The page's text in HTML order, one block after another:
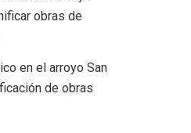
obras de
en el arroyo San
de obras